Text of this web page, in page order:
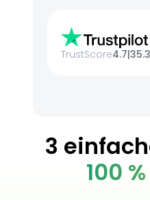
TrustScore4.7|
3
100